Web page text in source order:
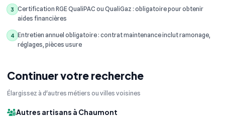
3
Certification RGE QualiPAC ou QualiGaz : obligatoire pour obtenir
aides financières
4 Entretien annuel obligatoire : contrat maintenance inclut ramonage,
réglages, pièces usure
Continuer votre recherche
Élargissez à d'autres métiers ou villes voisines
Autres artisans à Chaumont